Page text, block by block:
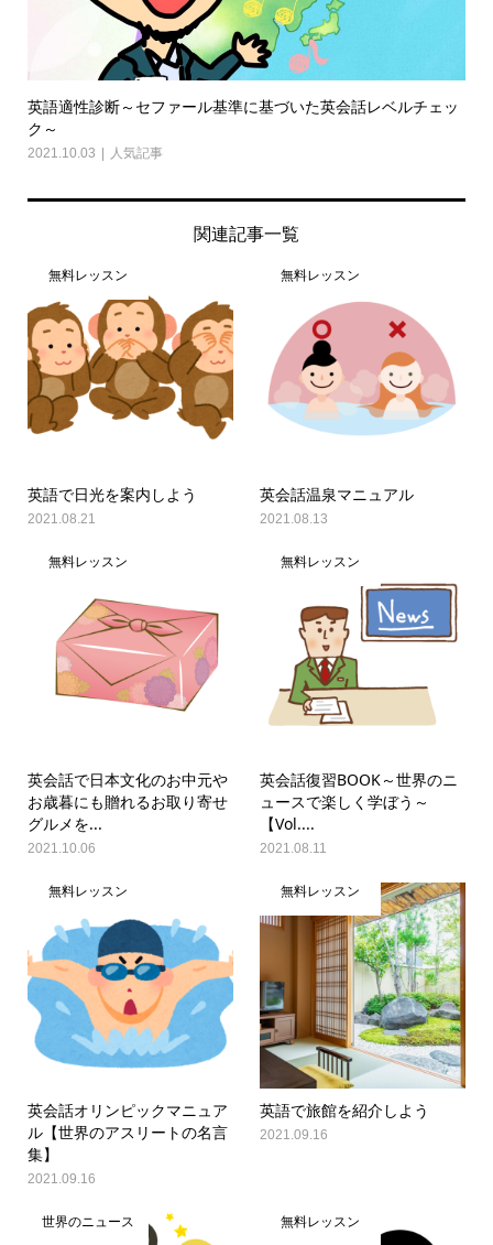
英語適性診断～セファール基準に基づいた英会話レベルチェッ
ク～
2021.10.03 人気記事
関連記事一覧
無料レッスン
英語で日光を案内しよう
2021.08.21
無料レッスン
英会話温泉マニュアル
2021.08.13
無料レッスン
英会話で日本文化のお中元や
お歳暮にも贈れるお取り寄せ
グルメを...
2021.10.06
無料レッスン
英会話復習BOOK～世界のニ
ュースで楽しく学ぼう～
【Vol....
2021.08.11
無料レッスン
英会話オリンピックマニュア
ル【世界のアスリートの名言
集】
2021.09.16
無料レッスン
英語で旅館を紹介しよう
2021.09.16
世界のニュース 無料レッスン